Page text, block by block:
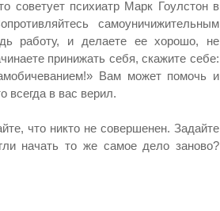
советует психиатр Марк Гоулстон в
самоуничижительным
работу, и делаете ее хорошо, не
принижать себя, скажите себе:
Вам может помочь и
всегда в вас верил.
что никто не совершенен. Задайте
начать то же самое дело заново?